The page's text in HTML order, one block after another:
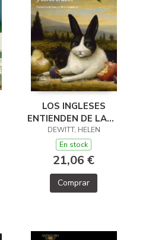
LOS INGLESES
ENTIENDEN DE LANA
(Y OTROS TRUCOS)
DEWITT, HELEN
En stock
21,06 €
Comprar